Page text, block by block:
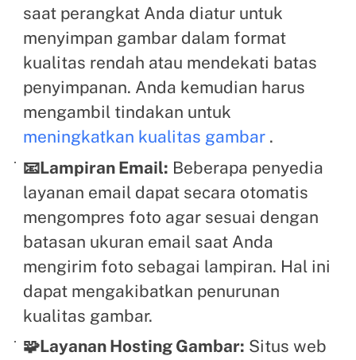
saat perangkat Anda diatur untuk
menyimpan gambar dalam format
kualitas rendah atau mendekati batas
penyimpanan. Anda kemudian harus
mengambil tindakan untuk
meningkatkan kualitas gambar .
📧Lampiran Email: Beberapa penyedia
layanan email dapat secara otomatis
mengompres foto agar sesuai dengan
batasan ukuran email saat Anda
mengirim foto sebagai lampiran. Hal ini
dapat mengakibatkan penurunan
kualitas gambar.
🧩Layanan Hosting Gambar: Situs web